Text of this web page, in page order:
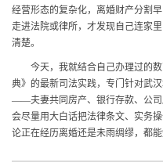
经营形态的复杂化，离婚财产分割
走进法院或律所，才发现自己连家
清楚。
今天，我就结合自己办理过的
典》的最新司法实践，专门针对武
——夫妻共同房产、银行存款、公
会尽量用大白话把法律条文、实务
论正在经历离婚还是未雨绸缪，都能